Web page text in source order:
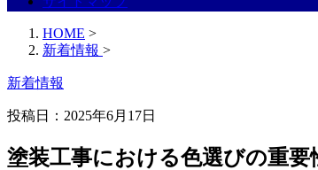
HOME >
新着情報 >
新着情報
投稿日：2025年6月17日
塗装工事における色選びの重要